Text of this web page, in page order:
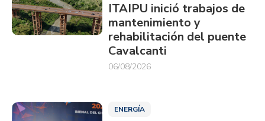
ITAIPU inició trabajos de
mantenimiento y
rehabilitación del puente
Cavalcanti
06/08/2026
ENERGÍA